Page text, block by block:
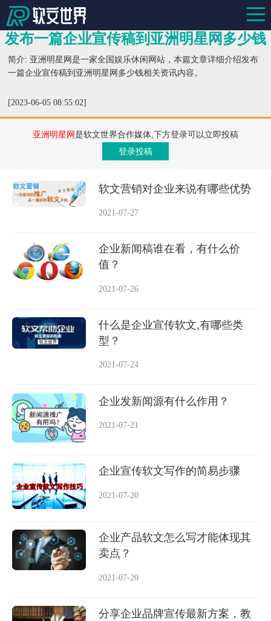
发布一篇企业宣传稿到亚洲明星网多少钱
简介: 亚洲明星网是一家全国娱乐休闲网站，本篇文章详细介绍发布
一篇企业宣传稿到亚洲明星网多少钱相关资讯内容。
[2023-06-05 08:55:02]
亚洲明星网是软文世界合作媒体,下方登录可以立即投稿
登录投稿
软文营销对企业来说有哪些优势
2021-07-27
企业新闻稿谁在看，有什么价
值？
2021-07-26
什么是企业宣传软文,有哪些类
型？
2021-07-24
企业发新闻源有什么作用？
2021-07-21
企业宣传软文写作的简易步骤
2021-07-20
企业产品软文怎么写才能体现其
卖点？
2021-07-20
分享企业品牌宣传最新方案，教